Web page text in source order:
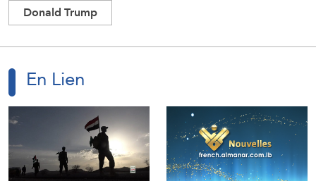
Donald Trump
En Lien